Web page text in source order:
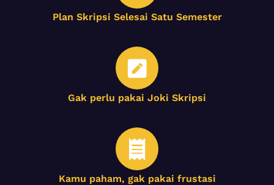
Plan Skripsi Selesai Satu Semester
Gak perlu pakai Joki Skripsi
Kamu paham, gak pakai frustasi